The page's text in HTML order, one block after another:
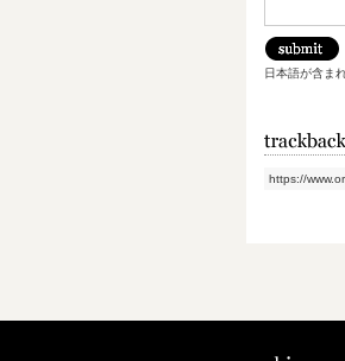
日本語が含ま
https://